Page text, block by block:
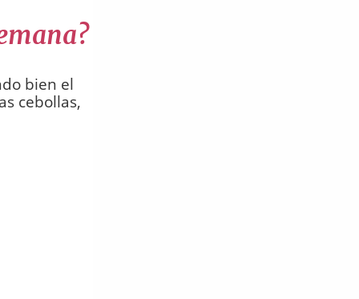
bien el
cebollas,